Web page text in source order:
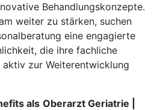
Behandlungskonzepte.
weiter zu stärken, suchen
eine engagierte
die ihre fachliche
zur Weiterentwicklung
als Oberarzt Geriatrie |